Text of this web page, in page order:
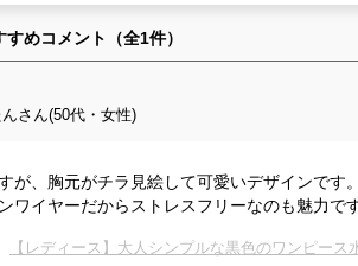
すめコメント（全1件）
んさん(50代・女性)
が、胸元がチラ見絵して可愛いデザインです
ワイヤーだからストレスフリーなのも魅力です
【レディース】大人シンプルな黒色のワンピース